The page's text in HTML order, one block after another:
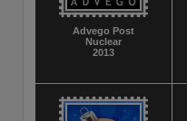
Advego Post
Nuclear
2013